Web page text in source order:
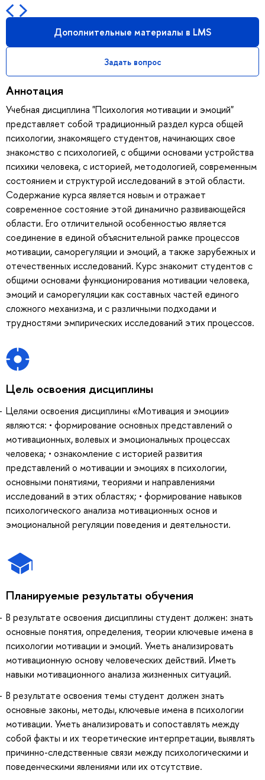
Дополнительные материалы в LMS
Задать вопрос
Аннотация
Учебная дисциплина "Психология мотивации и эмоций"
представляет собой традиционный раздел курса общей
психологии, знакомящего студентов, начинающих свое
знакомство с психологией, с общими основами устройства
психики человека, с историей, методологией, современным
состоянием и структурой исследований в этой области.
Содержание курса является новым и отражает
современное состояние этой динамично развивающейся
области. Его отличительной особенностью является
соединение в единой объяснительной рамке процессов
мотивации, саморегуляции и эмоций, а также зарубежных и
отечественных исследований. Курс знакомит студентов с
общими основами функционирования мотивации человека,
эмоций и саморегуляции как составных частей единого
сложного механизма, и с различными подходами и
трудностями эмпирических исследований этих процессов.
Цель освоения дисциплины
Целями освоения дисциплины «Мотивация и эмоции»
являются: • формирование основных представлений о
мотивационных, волевых и эмоциональных процессах
человека; • ознакомление с историей развития
представлений о мотивации и эмоциях в психологии,
основными понятиями, теориями и направлениями
исследований в этих областях; • формирование навыков
психологического анализа мотивационных основ и
эмоциональной регуляции поведения и деятельности.
Планируемые результаты обучения
В результате освоения дисциплины студент должен: знать
основные понятия, определения, теории ключевые имена в
психологии мотивации и эмоций. Уметь анализировать
мотивационную основу человеческих действий. Иметь
навыки мотивационного анализа жизненных ситуаций.
В результате освоения темы студент должен знать
основные законы, методы, ключевые имена в психологии
мотивации. Уметь анализировать и сопоставлять между
собой факты и их теоретические интерпретации, выявлять
причинно-следственные связи между психологическими и
поведенческими явлениями или их отсутствие.